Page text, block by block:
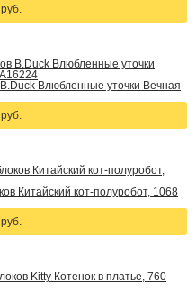
Влюбленные уточки Вечная
Китайский кот-полуробот, 1068